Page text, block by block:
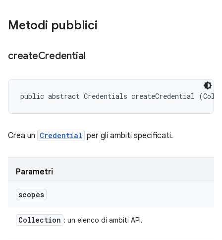
Metodi pubblici
createCredential
public abstract Credentials createCredential
Crea un Credential per gli ambiti specificati.
Parametri
scopes
Collection : un elenco di ambiti API.